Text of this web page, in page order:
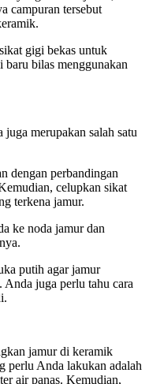
campuran tersebut
gigi bekas untuk
baru bilas menggunakan
juga merupakan salah satu
dengan perbandingan
celupkan sikat
terkena jamur.
ke noda jamur dan
putih agar jamur
juga perlu tahu cara
jamur di keramik
perlu Anda lakukan adalah
air panas. Kemudian,